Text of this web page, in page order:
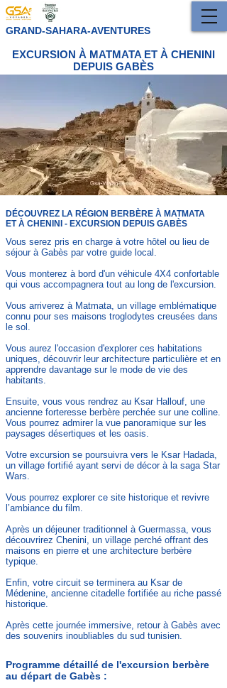
GRAND-SAHARA-AVENTURES
EXCURSION À MATMATA ET À CHENINI
DEPUIS GABÈS
DÉCOUVREZ LA RÉGION BERBÈRE À MATMATA
ET À CHENINI - EXCURSION DEPUIS GABÈS
Vous serez pris en charge à votre hôtel ou lieu de
séjour à Gabès par votre guide local.
Vous monterez à bord d'un véhicule 4X4 confortable
qui vous accompagnera tout au long de l'excursion.
Vous arriverez à Matmata, un village emblématique
connu pour ses maisons troglodytes creusées dans
le sol.
Vous aurez l'occasion d'explorer ces habitations
uniques, découvrir leur architecture particulière et en
apprendre davantage sur le mode de vie des
habitants.
Ensuite, vous vous rendrez au Ksar Hallouf, une
ancienne forteresse berbère perchée sur une colline.
Vous pourrez admirer la vue panoramique sur les
paysages désertiques et les oasis.
Votre excursion se poursuivra vers le Ksar Hadada,
un village fortifié ayant servi de décor à la saga Star
Wars.
Vous pourrez explorer ce site historique et revivre
l’ambiance du film.
Après un déjeuner traditionnel à Guermassa, vous
découvrirez Chenini, un village perché offrant des
maisons en pierre et une architecture berbère
typique.
Enfin, votre circuit se terminera au Ksar de
Médenine, ancienne citadelle fortifiée au riche passé
historique.
Après cette journée immersive, retour à Gabès avec
des souvenirs inoubliables du sud tunisien.
Programme détaillé de l'excursion berbère
au départ de Gabès :